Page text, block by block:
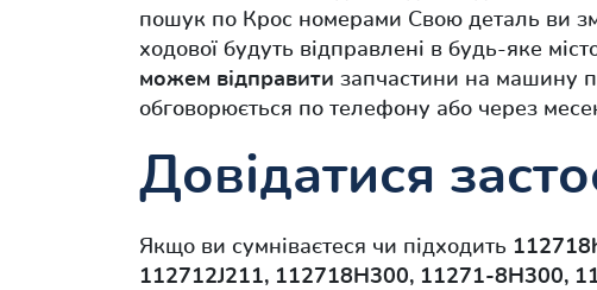
пошук по Крос номерами Свою деталь ви
ходової будуть відправлені в будь-яке
можем відправити запчастини на машину
обговорюється по телефону або через
Довідатися
Якщо ви сумніваєтеся чи підходить
112712J211, 112718H300, 11271-8H300,